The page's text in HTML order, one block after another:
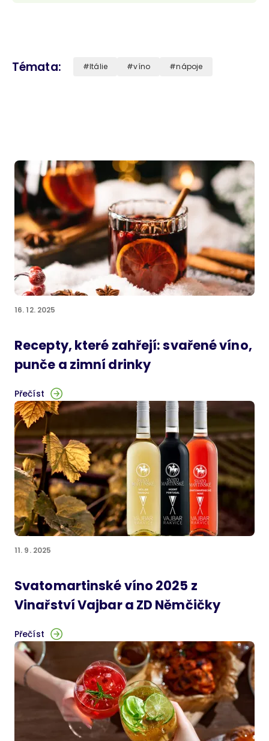
Témata Itálie víno nápoje
16. 12. 2025
Recepty, které zahřejí: svařené víno,
punče a zimní drinky
Přečíst
11. 9. 2025
Svatomartinské víno 2025 z
Vinařství Vajbar a ZD Němčičky
Přečíst